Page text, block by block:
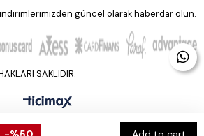
indirimlerimizden güncel olarak haberdar olun.
SAKLIDIR.